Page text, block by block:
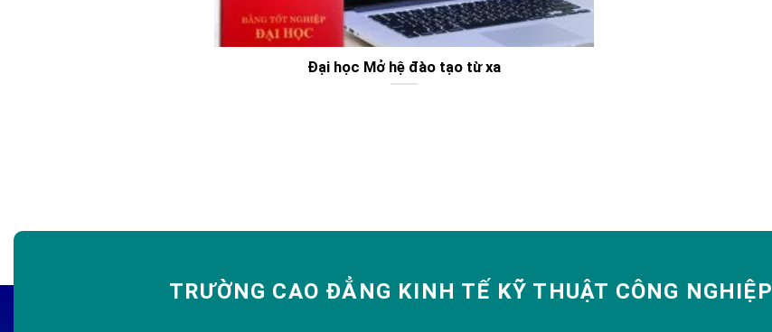
Đại học Mở hệ đào tạo từ xa
TRƯỜNG CAO ĐẲNG KINH TẾ KỸ THUẬT CÔNG NGHIỆP